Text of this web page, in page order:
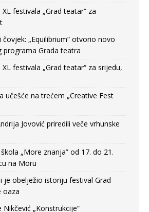
festivala „Grad teatar“ za
„Equilibrium“ otvorio novo
programa Grada teatra
festivala „Grad teatar“ za srijedu,
učešće na trećem „Creative Fest
Jovović priredili veče vrhunske
„More znanja” od 17. do 21.
na Moru
je obelježio istoriju festival Grad
oaza
Nikčević „Konstrukcije“